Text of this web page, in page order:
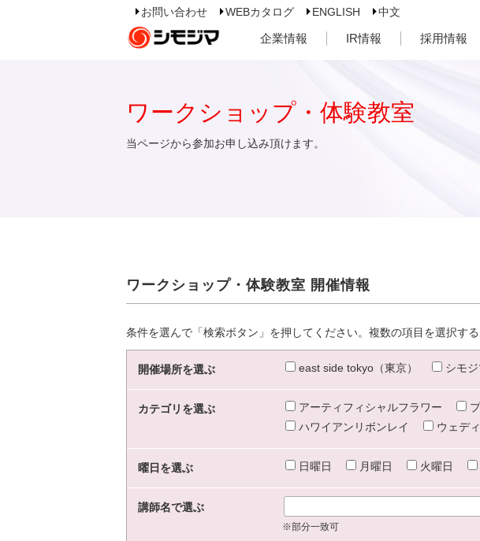
お問い合わせ WEBカタログ ENGLISH 中文
企業情報 IR情報 採用情報
ワークショップ・体験教室
当ページから参加お申し込み頂けます。
ワークショップ・体験教室 開催情報
条件を選んで「検索ボタン」を押してください。複数の項目を選択する
開催場所を選ぶ east side tokyo（東京） シモ
カテゴリを選ぶ アーティフィシャルフラワー
ハワイアンリボンレイ
ウェデ
曜日を選ぶ 日曜日 月曜日 火曜日
講師名で選ぶ
※部分一致可